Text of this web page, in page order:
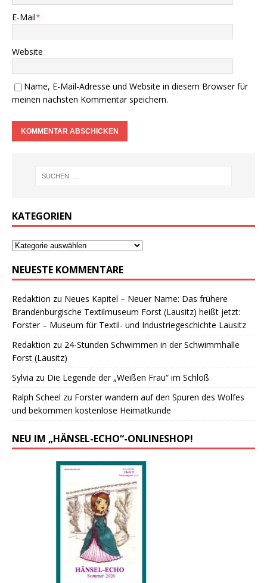
E-Mail*
Website
Name, E-Mail-Adresse und Website in diesem Browser für
meinen nächsten Kommentar speichern.
KATEGORIEN
NEUESTE KOMMENTARE
Redaktion zu Neues Kapitel – Neuer Name: Das frühere
Brandenburgische Textilmuseum Forst (Lausitz) heißt jetzt:
Forster – Museum für Textil- und Industriegeschichte Lausitz
Redaktion zu 24-Stunden Schwimmen in der Schwimmhalle
Forst (Lausitz)
Sylvia zu Die Legende der „Weißen Frau“ im Schloß
Ralph Scheel zu Forster wandern auf den Spuren des Wolfes
und bekommen kostenlose Heimatkunde
NEU IM „HÄNSEL-ECHO“-ONLINESHOP!